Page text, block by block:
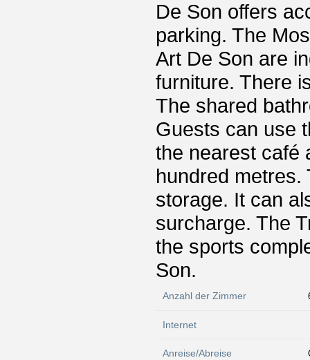
De Son offers
parking. The
Art De Son are
furniture. There
The shared
Guests can use
the nearest café
hundred metres.
storage. It can
surcharge. The
the sports
Son.
Anzahl der Zimmer
Internet
Anreise/Abreise